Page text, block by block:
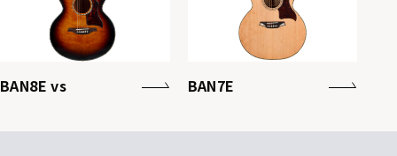
BAN8E vs BAN7E